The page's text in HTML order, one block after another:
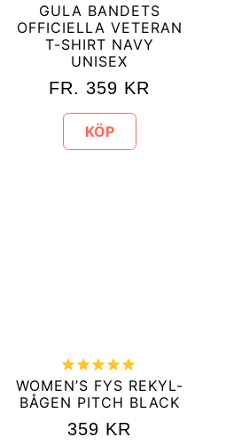
GULA BANDETS
OFFICIELLA VETERAN
T-SHIRT NAVY
UNISEX
FR. 359 KR
KÖP
WOMEN’S FYS REKYL-
BÅGEN PITCH BLACK
359 KR